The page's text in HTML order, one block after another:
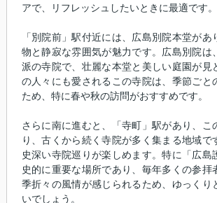
アで、リフレッシュしたいときに最適です。
「別院前」駅付近には、広島別院本堂があ
物と静寂な雰囲気が魅力です。広島別院は
派の寺院で、壮麗な本堂と美しい庭園が見
の人々にも愛されるこの寺院は、季節ごと
ため、特に春や秋の訪問がおすすめです。
さらに南に進むと、「寺町」駅があり、こ
り、古くから続く寺院が多く集まる地域で
史深い寺院巡りが楽しめます。特に「広島
史的に重要な場所であり、毎年多くの参拝
季折々の風情が感じられるため、ゆっくり
いでしょう。